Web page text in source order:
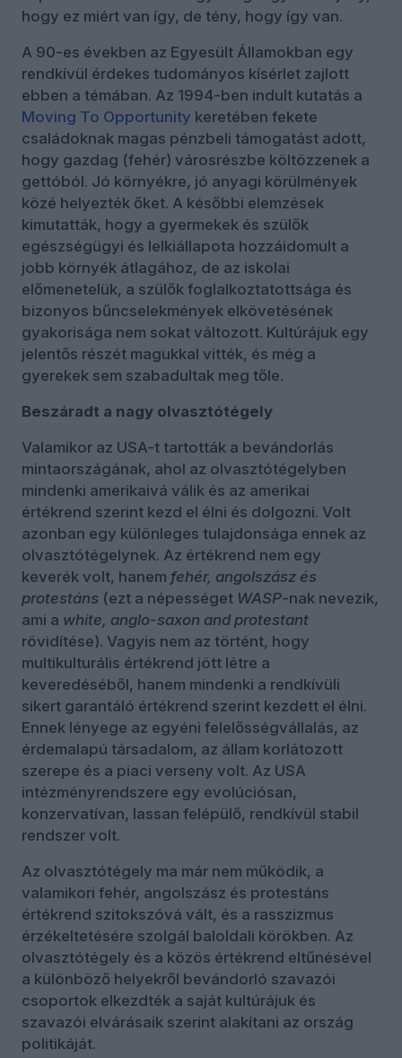
hogy ez miért van így, de tény, hogy így van.
A 90-es években az Egyesült Államokban egy
rendkívül érdekes tudományos kísérlet zajlott
ebben a témában. Az 1994-ben indult kutatás a
Moving To Opportunity keretében fekete
családoknak magas pénzbeli támogatást adott,
hogy gazdag (fehér) városrészbe költözzenek a
gettóból. Jó környékre, jó anyagi körülmények
közé helyezték őket. A későbbi elemzések
kimutatták, hogy a gyermekek és szülők
egészségügyi és lelkiállapota hozzáidomult a
jobb környék átlagához, de az iskolai
előmenetelük, a szülők foglalkoztatottsága és
bizonyos bűncselekmények elkövetésének
gyakorisága nem sokat változott. Kultúrájuk egy
jelentős részét magukkal vitték, és még a
gyerekek sem szabadultak meg tőle.
Beszáradt a nagy olvasztótégely
Valamikor az USA-t tartották a bevándorlás
mintaországának, ahol az olvasztótégelyben
mindenki amerikaivá válik és az amerikai
értékrend szerint kezd el élni és dolgozni. Volt
azonban egy különleges tulajdonsága ennek az
olvasztótégelynek. Az értékrend nem egy
keverék volt, hanem fehér, angolszász és
protestáns (ezt a népességet WASP-nak nevezik,
ami a white, anglo-saxon and protestant
rövidítése). Vagyis nem az történt, hogy
multikulturális értékrend jött létre a
keveredéséből, hanem mindenki a rendkívüli
sikert garantáló értékrend szerint kezdett el élni.
Ennek lényege az egyéni felelősségvállalás, az
érdemalapú társadalom, az állam korlátozott
szerepe és a piaci verseny volt. Az USA
intézményrendszere egy evolúciósan,
konzervatívan, lassan felépülő, rendkívül stabil
rendszer volt.
Az olvasztótégely ma már nem működik, a
valamikori fehér, angolszász és protestáns
értékrend szitokszóvá vált, és a rasszizmus
érzékeltetésére szolgál baloldali körökben. Az
olvasztótégely és a közös értékrend eltűnésével
a különböző helyekről bevándorló szavazói
csoportok elkezdték a saját kultúrájuk és
szavazói elvárásaik szerint alakítani az ország
politikáját.